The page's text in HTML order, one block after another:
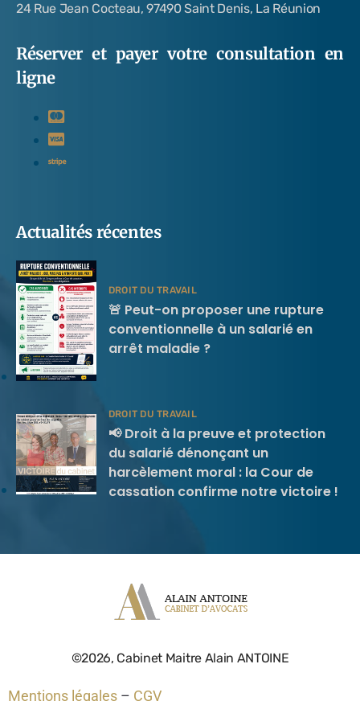
24 Rue Jean Cocteau, 97490 Saint Denis, La Réunion
Réserver et payer votre consultation en
ligne
Actualités récentes
DROIT DU TRAVAIL
🚨 Peut-on proposer une rupture
conventionnelle à un salarié en
arrêt maladie ?
DROIT DU TRAVAIL
📢 Droit à la preuve et protection
du salarié dénonçant un
harcèlement moral : la Cour de
cassation confirme notre victoire !
©2026, Cabinet Maitre Alain ANTOINE
Mentions légales – CGV